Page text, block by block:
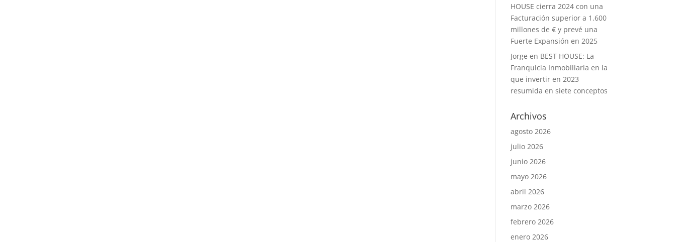
HOUSE cierra 2024 con una
Facturación superior a 1.600
millones de € y prevé una
Fuerte Expansión en 2025
Jorge en BEST HOUSE: La
Franquicia Inmobiliaria en la
que invertir en 2023
resumida en siete conceptos
Archivos
agosto 2026
julio 2026
junio 2026
mayo 2026
abril 2026
marzo 2026
febrero 2026
enero 2026